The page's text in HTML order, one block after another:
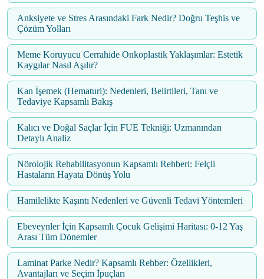
Anksiyete ve Stres Arasındaki Fark Nedir? Doğru Teşhis ve
Çözüm Yolları
Meme Koruyucu Cerrahide Onkoplastik Yaklaşımlar: Estetik
Kaygılar Nasıl Aşılır?
Kan İşemek (Hematuri): Nedenleri, Belirtileri, Tanı ve
Tedaviye Kapsamlı Bakış
Kalıcı ve Doğal Saçlar İçin FUE Tekniği: Uzmanından
Detaylı Analiz
Nörolojik Rehabilitasyonun Kapsamlı Rehberi: Felçli
Hastaların Hayata Dönüş Yolu
Hamilelikte Kaşıntı Nedenleri ve Güvenli Tedavi Yöntemleri
Ebeveynler İçin Kapsamlı Çocuk Gelişimi Haritası: 0-12 Yaş
Arası Tüm Dönemler
Laminat Parke Nedir? Kapsamlı Rehber: Özellikleri,
Avantajları ve Seçim İpuçları